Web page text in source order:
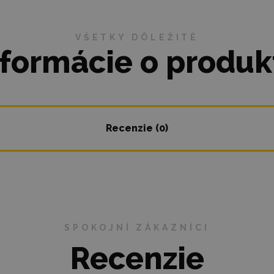
VŠETKY DÔLEŽITÉ
o
Recenzie (0)
SPOKOJNÍ ZÁKAZNÍCI
Recenzie